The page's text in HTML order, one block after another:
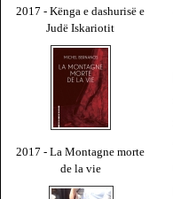
2017 - Kënga e dashurisë e
Judë Iskariotit
2017 - La Montagne morte
de la vie